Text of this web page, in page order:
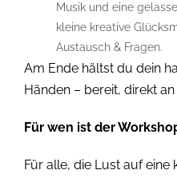
Musik und eine
kleine kreative
Austausch & Fragen.
Am Ende hältst du dein
Händen – bereit, direkt
Für wen ist der
Für alle, die Lust auf eine